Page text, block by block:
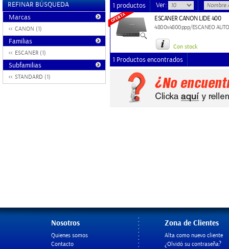
REFINAR BÚSQUEDA
Marcas
CANON (1)
Familias
ESCANER (1)
Subfamilias
STANDARD (1)
1 productos Ver:
ESCANER CANON LIDE 400
4800x4800ppp/ESCANEO
Con stock
1 Productos encontrados
Nosotros
Quienes somos
Contacto
Zona de Clientes
Alta como nuevo cliente
¿Olvidó su contraseña?